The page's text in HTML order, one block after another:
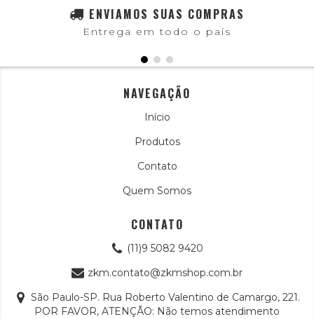
ENVIAMOS SUAS COMPRAS
Entrega em todo o país
NAVEGAÇÃO
Início
Produtos
Contato
Quem Somos
CONTATO
(11)9 5082 9420
zkm.contato@zkmshop.com.br
São Paulo-SP. Rua Roberto Valentino de Camargo, 221.
POR FAVOR, ATENÇÃO: Não temos atendimento